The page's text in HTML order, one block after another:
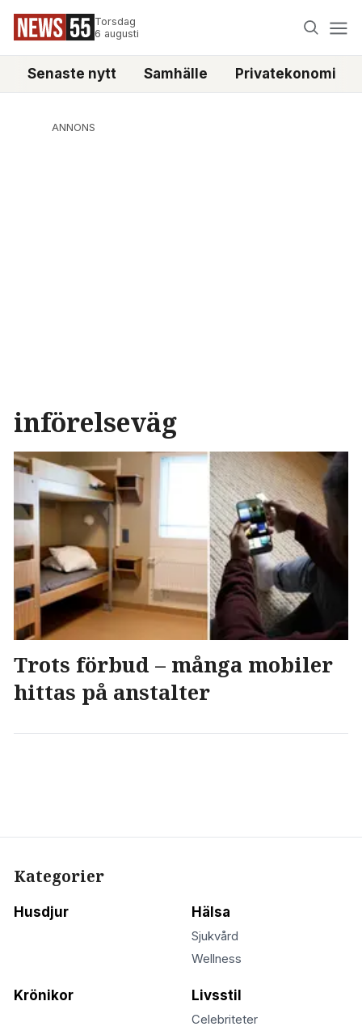
Torsdag
6 augusti
Senaste nytt Samhälle Privatekonomi
ANNONS
införelseväg
Trots förbud – många mobiler
hittas på anstalter
Kategorier
Husdjur Hälsa
Sjukvård
Wellness
Krönikor Livsstil
Celebriteter